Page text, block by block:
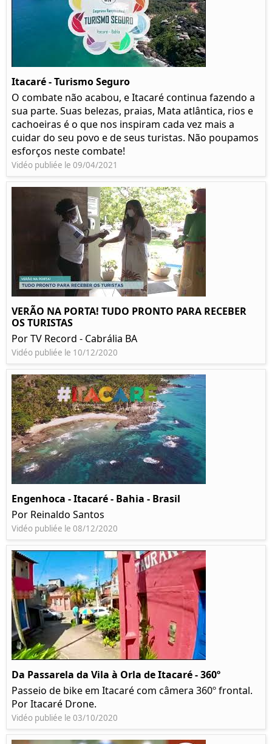
Itacaré - Turismo Seguro
O combate não acabou, e Itacaré continua fazendo a
sua parte. Suas belezas, praias, Mata atlântica, rios e
cachoeiras é o que nos inspiram cada vez mais a
cuidar do seu povo e de seus turistas. Não poupamos
esforços neste combate!
Vidéo publiée le 09/04/2021
VERÃO NA PORTA! TUDO PRONTO PARA RECEBER
OS TURISTAS
Por TV Record - Cabrália BA
Vidéo publiée le 10/12/2020
Engenhoca - Itacaré - Bahia - Brasil
Por Reinaldo Santos
Vidéo publiée le 08/12/2020
Da Passarela da Vila à Orla de Itacaré - 360º
Passeio de bike em Itacaré com câmera 360º frontal.
Por Itacaré Drone.
Vidéo publiée le 03/10/2020